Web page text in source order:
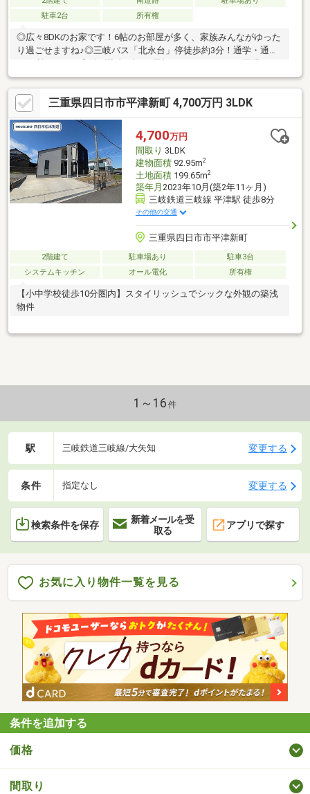
駐車2台
所有権
◎広々8DKのお家です！6帖のお部屋が多く、家族みんながゆった
り過ごせますね♪◎三岐バス「北永台」停徒歩約3分！通学・通勤
に便利ですね！◎並列駐車2台可♪屋根がついているので夏場でも
車内温度…
三重県四日市市平津新町 4,700万円 3LDK
4,700万円
間取り 3LDK
建物面積92.95m2
土地面積199.65m2
築年月 2023年10月(築2年11ヶ月)
三岐鉄道三岐線 平津駅 徒歩8分
その他の交通
三重県四日市市平津新町
2階建て 駐車場あり
駐車3台
システムキッチン
オール電化 所有権
【小中学校徒歩10分圏内】スタイリッシュでシックな外観の築浅
物件
1～16 件
駅 三岐鉄道三岐線/大矢知 変更する
条件 指定なし 変更する
検索条件を保存
新着メールを受
取る
アプリで探す
お気に入り物件一覧を見る
条件を追加する
価格
間取り